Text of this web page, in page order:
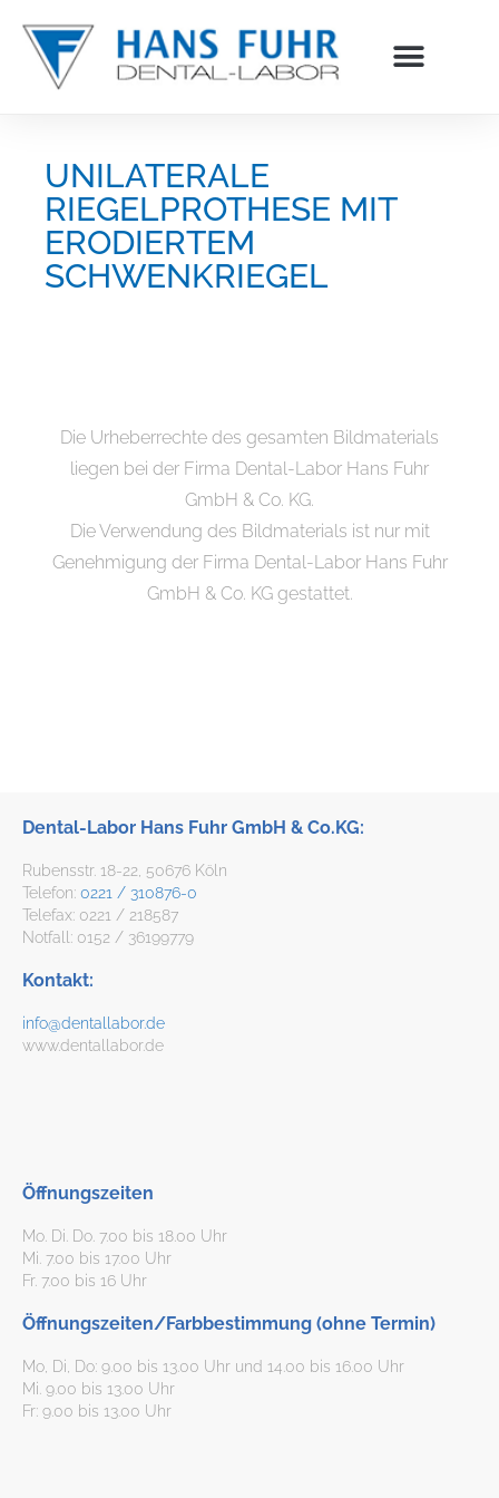
springen
UNILATERALE
RIEGELPROTHESE MIT
ERODIERTEM
SCHWENKRIEGEL
Die Urheberrechte des gesamten Bildmaterials
liegen bei der Firma Dental-Labor Hans Fuhr
GmbH & Co. KG.
Die Verwendung des Bildmaterials ist nur mit
Genehmigung der Firma Dental-Labor Hans Fuhr
GmbH & Co. KG gestattet.
Dental-Labor Hans Fuhr GmbH & Co.KG:
Rubensstr. 18-22, 50676 Köln
Telefon: 0221 / 310876-0
Telefax: 0221 / 218587
Notfall: 0152 / 36199779
Kontakt:
info@dentallabor.de
www.dentallabor.de
Öffnungszeiten
Mo. Di. Do. 7.00 bis 18.00 Uhr
Mi. 7.00 bis 17.00 Uhr
Fr. 7.00 bis 16 Uhr
Öffnungszeiten/Farbbestimmung (ohne Termin)
Mo, Di, Do: 9.00 bis 13.00 Uhr und 14.00 bis 16.00 Uhr
Mi. 9.00 bis 13.00 Uhr
Fr: 9.00 bis 13.00 Uhr